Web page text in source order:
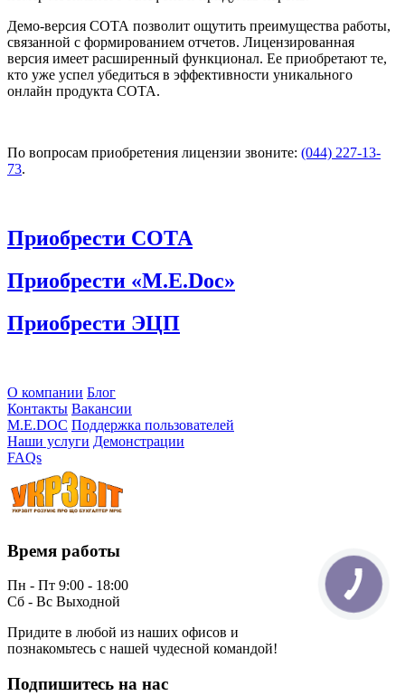
Демо-версия СОТА позволит ощутить преимущества работы,
связанной с формированием отчетов. Лицензированная
версия имеет расширенный функционал. Ее приобретают те,
кто уже успел убедиться в эффективности уникального
онлайн продукта СОТА.
По вопросам приобретения лицензии звоните: (044) 227-13-
73.
Приобрести СОТА
Приобрести «M.E.Doc»
Приобрести ЭЦП
О компании Блог
Контакты Вакансии
M.E.DOC Поддержка пользователей
Наши услуги Демонстрации
FAQs
Время работы
Пн - Пт 9:00 - 18:00
Сб - Вс Выходной
Придите в любой из наших офисов и
познакомьтесь с нашей чудесной командой!
Подпишитесь на нас